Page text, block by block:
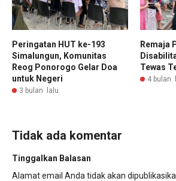
Peringatan HUT ke-193
Simalungun, Komunitas
Reog Ponorogo Gelar Doa
untuk Negeri
3 bulan lalu
Remaja
Tewas
4 bulan
Tidak ada komentar
Tinggalkan Balasan
Alamat email Anda tidak akan